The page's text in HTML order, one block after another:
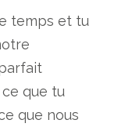
temps et tu
que tu
que nous